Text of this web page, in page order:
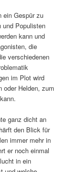
ein Gespür zu
Populisten
kann und
die
verschiedenen
im Plot wird
oder Helden, zum
ganz dicht an
den Blick für
immer mehr in
er noch einmal
in ein